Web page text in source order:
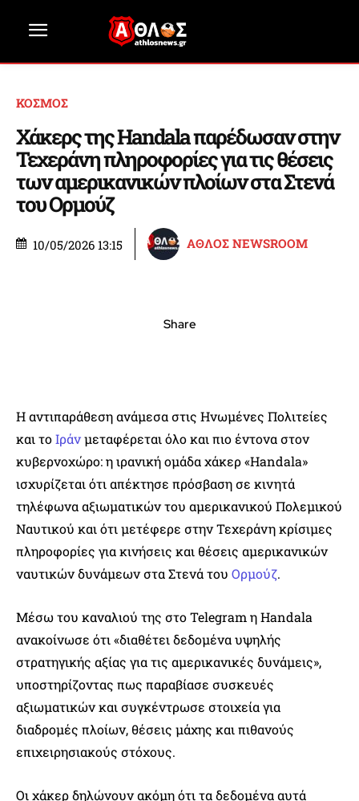
ΚΟΣΜΟΣ
Χάκερς της Handala παρέδωσαν στην
Τεχεράνη πληροφορίες για τις θέσεις
των αμερικανικών πλοίων στα Στενά
του Ορμούζ
10/05/2026 13:15 ΑΘΛΟΣ NEWSROOM
Share
Η αντιπαράθεση ανάμεσα στις Ηνωμένες Πολιτείες
και τοΙράνμεταφέρεται όλο και πιο έντονα στον
κυβερνοχώρο: η ιρανική ομάδα χάκερ «Handala»
ισχυρίζεται ότι απέκτησε πρόσβαση σε κινητά
τηλέφωνα αξιωματικών του αμερικανικού Πολεμικού
Ναυτικού και ότι μετέφερε στην Τεχεράνη κρίσιμες
πληροφορίες για κινήσεις και θέσεις αμερικανικών
ναυτικών δυνάμεων στα Στενά του Ορμούζ.
Μέσω του καναλιού της στο Telegram η Handala
ανακοίνωσε ότι «διαθέτει δεδομένα υψηλής
στρατηγικής αξίας για τις αμερικανικές δυνάμεις»,
υποστηρίζοντας πως παραβίασε συσκευές
αξιωματικών και συγκέντρωσε στοιχεία για
διαδρομές πλοίων, θέσεις μάχης και πιθανούς
επιχειρησιακούς στόχους.
Οι χάκερ δηλώνουν ακόμη ότι τα δεδομένα αυτά